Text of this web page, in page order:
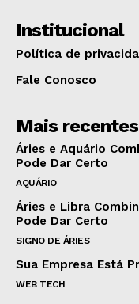
Institucional
Política de
Fale Conosco
Mais recentes
Áries e Aquário
Pode Dar Certo
AQUÁRIO
Áries e Libra
Pode Dar Certo
SIGNO DE ÁRIES
Sua Empresa Está
WEB TECH